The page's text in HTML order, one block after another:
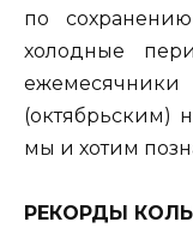
по
холодные
(октябрьским)
мы и хотим
РЕКОРДЫ